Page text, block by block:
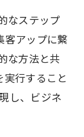
なステップ
客アップに繋
な方法と共
実行すること
し、ビジネ